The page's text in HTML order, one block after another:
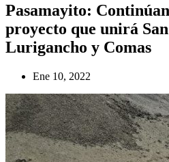
Pasamayito:
proyecto que unirá
Lurigancho y Comas
Ene 10, 2022